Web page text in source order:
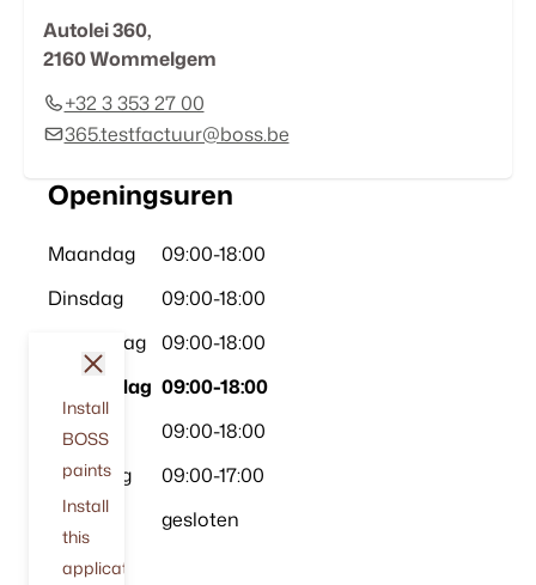
Autolei360,
2160Wommelgem
+32 3 353 27 00
365.testfactuur@boss.be
Openingsuren
Maandag 09:00-18:00
Dinsdag
09:00-18:00
Woensdag 09:00-18:00
Donderdag 09:00-18:00
Vrijdag
09:00-18:00
Zaterdag
09:00-17:00
Zondag
gesloten
Install
BOSS
paints
Install
this
application
sluit